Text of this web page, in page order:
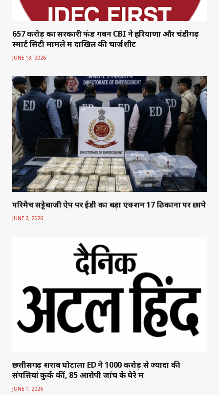
₹657 करोड़ का सरकारी फंड गबन CBI ने हरियाणा और चंडीगढ़
स्मार्ट सिटी मामले में दाखिल की चार्जशीट
JUNE 13, 2026
परिमैच सट्टेबाजी ऐप पर ईडी का बड़ा एक्शन 17 ठिकानों पर छापे
JUNE 2, 2026
छत्तीसगढ़ शराब घोटाला ED ने 1000 करोड़ से ज्यादा की
संपत्तियां कुर्क कीं, 85 आरोपी जांच के घेरे में
JUNE 1, 2026